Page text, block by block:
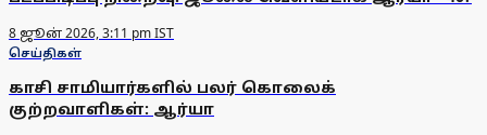
8 ஜூன் 2026, 3:11 pm IST
செய்திகள்
காசி சாமியார்களில் பலர் கொலைக்
குற்றவாளிகள்: ஆர்யா